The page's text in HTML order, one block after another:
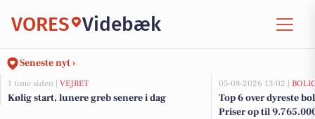
VORES Videbæk
Seneste nyt ›
1 time siden | VEJRET
Kølig start, lunere greb senere i dag
05-08-2026 13:02 |
Top 6 over dyreste
Priser op til